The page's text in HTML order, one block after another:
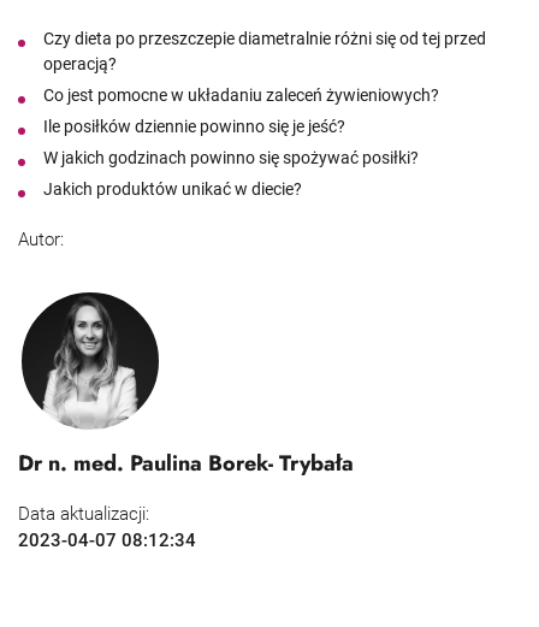
Czy dieta po przeszczepie diametralnie różni się od tej przed
operacją?
Co jest pomocne w układaniu zaleceń żywieniowych?
Ile posiłków dziennie powinno się je jeść?
W jakich godzinach powinno się spożywać posiłki?
Jakich produktów unikać w diecie?
Autor:
Dr n. med. Paulina Borek- Trybała
Data aktualizacji:
2023-04-07 08:12:34